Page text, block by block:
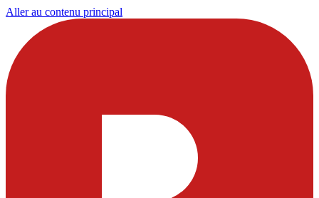
Aller au contenu principal